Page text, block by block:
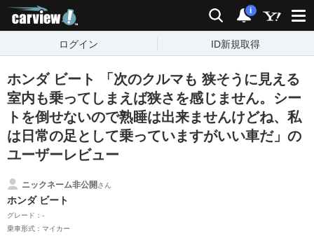
検索 通知
i
ログイン ID新規取得
ホンダ ビート 「次のクルマも 狭そうに見える
室内も乗ってしまえば狭さを感じません。シー
トを倒せないので熟睡は出来ませんけどね、私
は日常の足として乗っていますがいい車だ」の
ユーザーレビュー
ニックネーム非公開さん
ホンダ ビート
グレード：-
乗車形式：マイカー